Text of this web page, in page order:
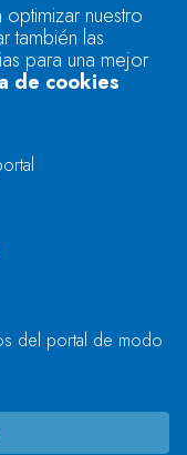
el campo
el campo
nuestro
también las
para una mejor
de cookies
del portal de modo